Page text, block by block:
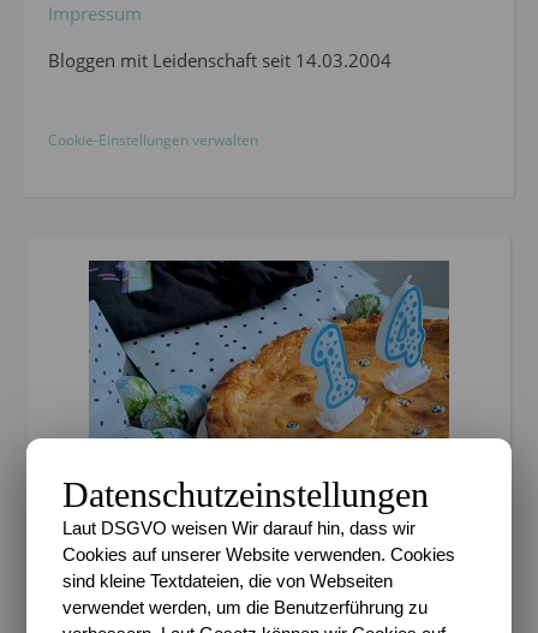
Impressum
Bloggen mit Leidenschaft seit 14.03.2004
Cookie-Einstellungen verwalten
BESONDERE ANLÄSSE ,FEATURED
HELDENKINDER
Datenschutzeinstellungen
Laut DSGVO weisen Wir darauf hin, dass wir
Cookies auf unserer Website verwenden. Cookies
sind kleine Textdateien, die von Webseiten
verwendet werden, um die Benutzerführung zu